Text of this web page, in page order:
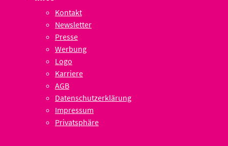
Kontakt
Newsletter
Presse
Werbung
Logo
Karriere
AGB
Datenschutzerklärung
Impressum
Privatsphäre